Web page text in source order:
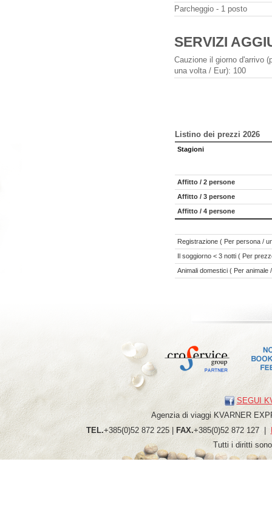
Parcheggio - 1 posto
SERVIZI
Cauzione il giorno d'arrivo
una volta / Eur): 100
Listino dei prezzi 2026
Stagioni
Affitto / 2 persone
Affitto / 3 persone
Affitto / 4 persone
Registrazione ( Per persona /
Il soggiorno < 3 notti ( Per
Animali domestici ( Per animale
SEGUI
Agenzia di viaggi KVARNER
TEL.+385(0)52 872 225 | FAX.+385(0)52 872 127 |
Tutti i diritti